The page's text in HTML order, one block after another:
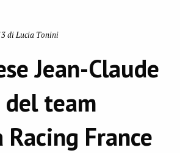
di Lucia Tonini
Jean-Claude
del team
Racing France